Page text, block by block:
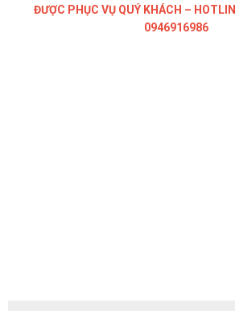
ĐƯỢC PHỤC VỤ QUÝ KHÁCH –
0946916986